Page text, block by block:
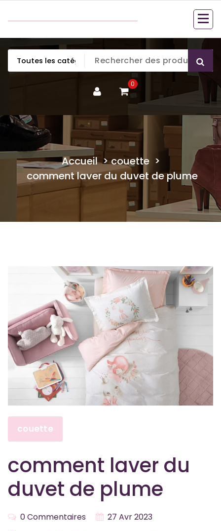
0
Accueil>couette>
comment laver du duvet de plume
couette
comment laver du
duvet de plume
0 Commentaires 27 Avr 2023